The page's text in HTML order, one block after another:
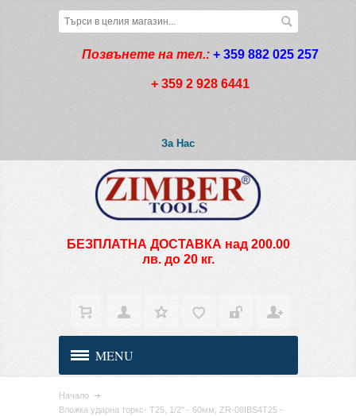
Позвънете на тел.: + 359 882 025 257
+ 359 2 928 6441
За Нас
БЕЗПЛАТНА ДОСТАВКА над 200.00
лв. до 20 кг.
MENU
Начало
Вложка ударна торкс- Т25, 1/2" - 60мм, ZR-08IBS4T25 -